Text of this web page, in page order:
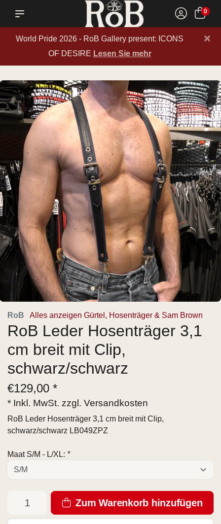
0
World Pride 2026 - RoB Gallery present: ICONS
OF DESIRE Lesen Sie mehr
×
RoB Alles anzeigen Gürtel, Hosenträger & Sam Brown
RoB Leder Hosenträger 3,1
cm breit mit Clip,
schwarz/schwarz
€129,00 *
* Inkl. MwSt. zzgl. Versandkosten
RoB Leder Hosenträger 3,1 cm breit mit Clip,
schwarz/schwarz LB049ZPZ
Maat S/M - L/XL: *
Zum Warenkorb hinzufügen